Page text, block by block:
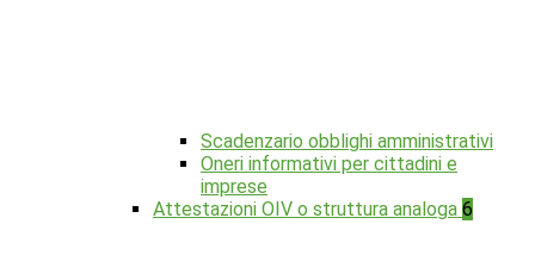
Scadenzario obblighi amministrativi
Oneri informativi per cittadini e
imprese
Attestazioni OIV o struttura analoga 6